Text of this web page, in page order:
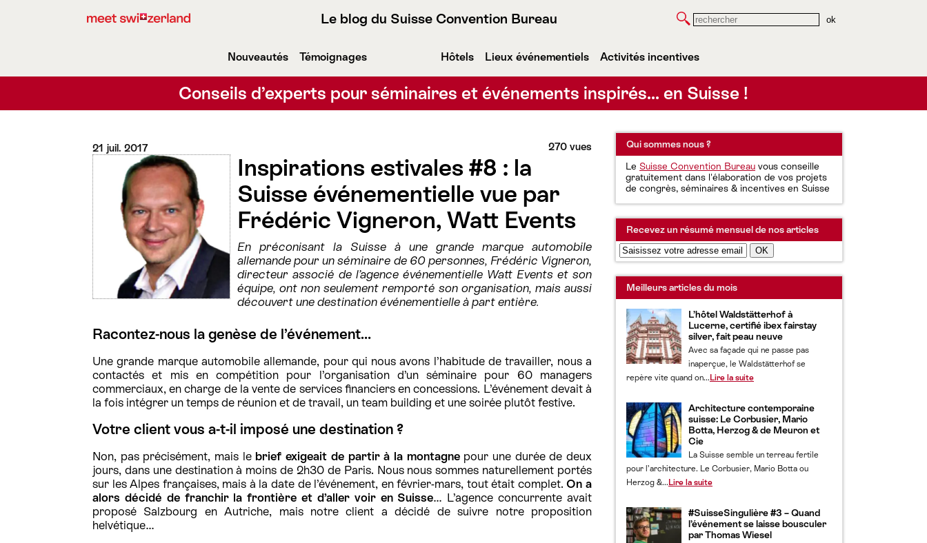
Le blog du Suisse Convention Bureau Rechercher
Nouveautés Témoignages Hôtels Lieux événementiels Activités incentives
Conseils d’experts pour séminaires et événements inspirés… en Suisse !
21 juil. 2017 270 vues
Inspirations estivales #8 : la
Suisse événementielle vue par
Frédéric Vigneron, Watt Events
En préconisant la Suisse à une grande marque automobile
allemande pour un séminaire de 60 personnes, Frédéric Vigneron,
directeur associé de l’agence événementielle Watt Events et son
équipe, ont non seulement remporté son organisation, mais aussi
découvert une destination événementielle à part entière.
Racontez-nous la genèse de l’événement…
Une grande marque automobile allemande, pour qui nous avons l’habitude de travailler, nous a
contactés et mis en compétition pour l’organisation d’un séminaire pour 60 managers
commerciaux, en charge de la vente de services financiers en concessions. L’événement devait à
la fois intégrer un temps de réunion et de travail, un team building et une soirée plutôt festive.
Votre client vous a-t-il imposé une destination ?
Non, pas précisément, mais le brief exigeait de partir à la montagnepour une durée de deux
jours, dans une destination à moins de 2h30 de Paris. Nous nous sommes naturellement portés
sur les Alpes françaises, mais à la date de l’événement, en février-mars, tout était complet.On a
alors décidé de franchir la frontière et d’aller voir en Suisse… L’agence concurrente avait
proposé Salzbourg en Autriche, mais notre client a décidé de suivre notre proposition
helvétique…
Qui sommes nous ?
Le Suisse Convention Bureau vous conseille
gratuitement dans l'élaboration de vos projets
de congrès, séminaires & incentives en Suisse
Recevez un résumé mensuel de nos articles
Meilleurs articles du mois
L’hôtel Waldstätterhof à
Lucerne, certifié ibex fairstay
silver, fait peau neuve
Avec sa façade qui ne passe pas
inaperçue, le Waldstätterhof se
repère vite quand on... Lire la suite
Architecture contemporaine
suisse: Le Corbusier, Mario
Botta, Herzog & de Meuron et
Cie
La Suisse semble un terreau fertile
pour l’architecture. Le Corbusier, Mario Botta ou
Herzog &... Lire la suite
#SuisseSingulière #3 – Quand
l’événement se laisse bousculer
par Thomas Wiesel